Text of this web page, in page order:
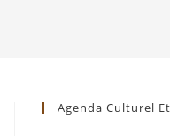
Agenda Culturel